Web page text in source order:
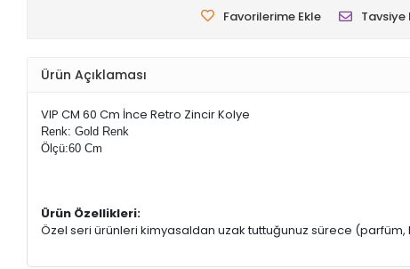
Favorilerime Ekle Tavsiye
Ürün Açıklaması
VIP CM 60 Cm İnce Retro Zincir Kolye
Renk: Gold Renk
Ölçü:60 Cm
Ürün Özellikleri:
Özel seri ürünleri kimyasaldan uzak tuttuğunuz sürece